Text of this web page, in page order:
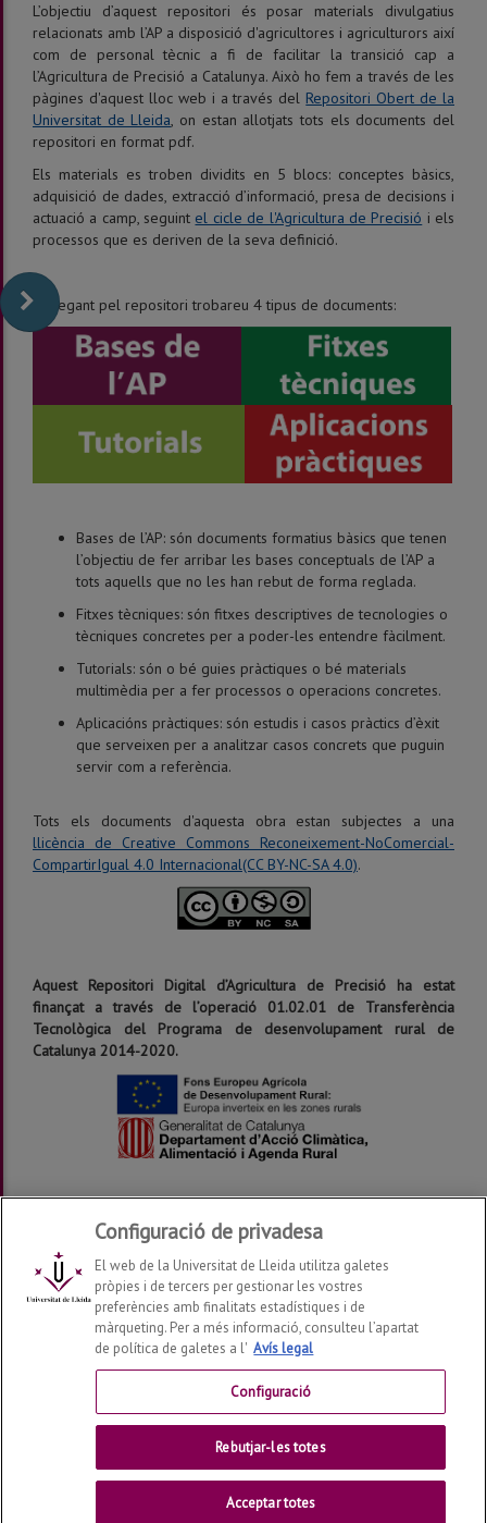
L’objectiu d’aquest repositori és posar materials divulgatius
relacionats amb l’AP a disposició d'agricultores i agriculturors així
com de personal tècnic a fi de facilitar la transició cap a
l’Agricultura de Precisió a Catalunya. Això ho fem a través de les
pàgines d'aquest lloc web i a través del Repositori Obert de la
Universitat de Lleida, on estan allotjats tots els documents del
repositori en format pdf.
Els materials es troben dividits en 5 blocs: conceptes bàsics,
adquisició de dades, extracció d’informació, presa de decisions i
actuació a camp, seguint el cicle de l'Agricultura de Precisió i els
processos que es deriven de la seva definició.
Navegant pel repositori trobareu 4 tipus de documents:
Bases de l’AP: són documents formatius bàsics que tenen
l’objectiu de fer arribar les bases conceptuals de l’AP a
tots aquells que no les han rebut de forma reglada.
Fitxes tècniques: són fitxes descriptives de tecnologies o
tècniques concretes per a poder-les entendre fàcilment.
Tutorials: són o bé guies pràctiques o bé materials
multimèdia per a fer processos o operacions concretes.
Aplicacións pràctiques: són estudis i casos pràctics d’èxit
que serveixen per a analitzar casos concrets que puguin
servir com a referència.
Tots els documents d'aquesta obra estan subjectes a una
llicència de Creative Commons Reconeixement-NoComercial-
CompartirIgual 4.0 Internacional(CC BY-NC-SA 4.0).
Aquest Repositori Digital d’Agricultura de Precisió ha estat
finançat a través de l’operació 01.02.01 de Transferència
Tecnològica del Programa de desenvolupament rural de
Catalunya 2014-2020.
Grup de Recerca en AgròTICa i Agricultura de Precisió –
© | Telf: +34 973 70 28 62
Contactar
Universitat de Lleida
Configuració de privadesa
El web de la Universitat de Lleida utilitza galetes
pròpies i de tercers per gestionar les vostres
preferències amb finalitats estadístiques i de
màrqueting. Per a més informació, consulteu l’apartat
de política de galetes a l' Avís legal
Configuració
Rebutjar-les totes
Acceptar totes